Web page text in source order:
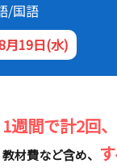
/国語
月19日(水)
1週間で計2回
教材費など含め、